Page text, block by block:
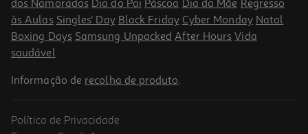
dos Namorados Dia do Pai Páscoa Dia da Mãe Regresso
às Aulas Singles' Day Black Friday Cyber Monday Natal
Boxing Days Samsung Unpacked After Hours Vida
saudável
Informação de recolha de produto.
Política de Privacidade